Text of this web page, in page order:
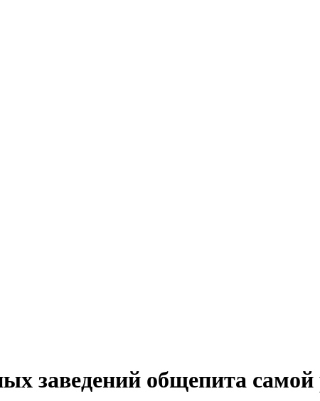
заведений общепита самой